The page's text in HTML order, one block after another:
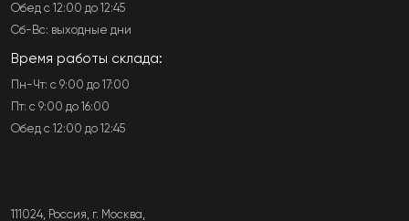
Обед с 12:00 до 12:45
Сб-Вс: выходные дни
Время работы склада:
Пн-Чт: с 9:00 до 17:00
Пт: с 9:00 до 16:00
Обед с 12:00 до 12:45
111024, Россия, г. Москва,